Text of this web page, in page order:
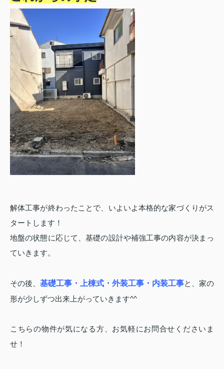
解体工事が終わったことで、いよいよ本格的な家づくりがス
タートします！
地盤の状態に応じて、基礎の設計や補強工事の内容が決まっ
ていきます。
その後、 基礎工事・上棟式・外装工事・内装工事と、家の
形が少しずつ出来上がっていきます^^
こちらの物件が気になる方、お気軽にお問合せくださいま
せ！